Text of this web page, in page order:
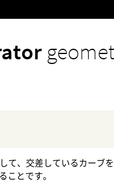
て、交差しているカーブ
ことです。